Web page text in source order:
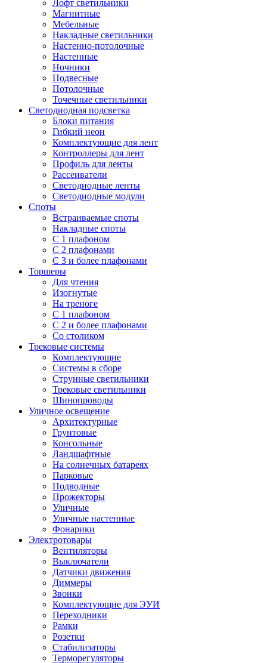
Лофт светильники
Магнитные
Мебельные
Накладные светильники
Настенно-потолочные
Настенные
Ночники
Подвесные
Потолочные
Точечные светильники
Светодиодная подсветка
Блоки питания
Гибкий неон
Комплектующие для лент
Контроллеры для лент
Профиль для ленты
Рассеиватели
Светодиодные ленты
Светодиодные модули
Споты
Встраиваемые споты
Накладные споты
С 1 плафоном
С 2 плафонами
С 3 и более плафонами
Торшеры
Для чтения
Изогнутые
На треноге
С 1 плафоном
С 2 и более плафонами
Со столиком
Трековые системы
Комплектующие
Системы в сборе
Струнные светильники
Трековые светильники
Шинопроводы
Уличное освещение
Архитектурные
Грунтовые
Консольные
Ландшафтные
На солнечных батареях
Парковые
Подводные
Прожекторы
Уличные
Уличные настенные
Фонарики
Электротовары
Вентиляторы
Выключатели
Датчики движения
Диммеры
Звонки
Комплектующие для ЭУИ
Переходники
Рамки
Розетки
Стабилизаторы
Терморегуляторы